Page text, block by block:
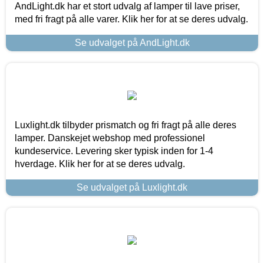
AndLight.dk har et stort udvalg af lamper til lave priser,
med fri fragt på alle varer. Klik her for at se deres udvalg.
Se udvalget på AndLight.dk
Luxlight.dk tilbyder prismatch og fri fragt på alle deres
lamper. Danskejet webshop med professionel
kundeservice. Levering sker typisk inden for 1-4
hverdage. Klik her for at se deres udvalg.
Se udvalget på Luxlight.dk